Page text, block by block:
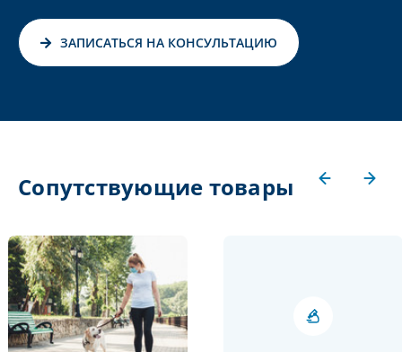
ЗАПИСАТЬСЯ НА КОНСУЛЬТАЦИЮ
Сопутствующие товары